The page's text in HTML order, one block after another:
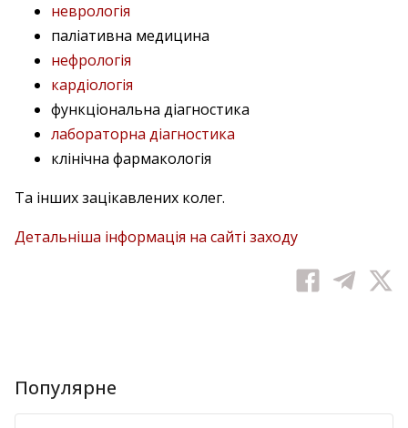
неврологія
паліативна медицина
нефрологія
кардіологія
функціональна діагностика
лабораторна діагностика
клінічна фармакологія
Та інших зацікавлених колег.
Детальніша інформація на сайті заходу
Популярне